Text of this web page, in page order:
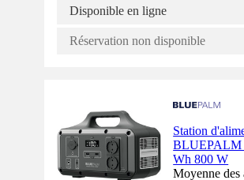
Disponible en ligne
Réservation non disponible
Station
BLUEPALM
Wh 800 W
Moyenne des